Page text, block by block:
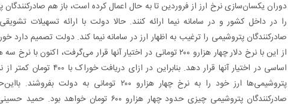
دوران یکسان‌سازی نرخ ارز از فروردین تا به حال اعمال کرده است، باز هم صادرکنندگان
را در داخل کشور و در سامانه نیما ارائه کنند. حالا دولت با ارائه تسهیلات
صادرکنندگان پتروشیمی را ترغیب به اظهار ارز در سامانه نیما کند. دولت تصمیم دارد
اساسی در اختیار آنها قرار دهد.
پتروشیمی‌ها ارز خود را به نرخ چهار هزارو ۲۰۰ تومانی
صادرکنندگان پتروشیمی چیزی حدود چهار هزارو ۶۰۰